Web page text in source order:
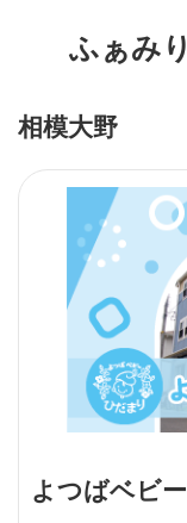
ふぁみ
相模大野
よつばベビ